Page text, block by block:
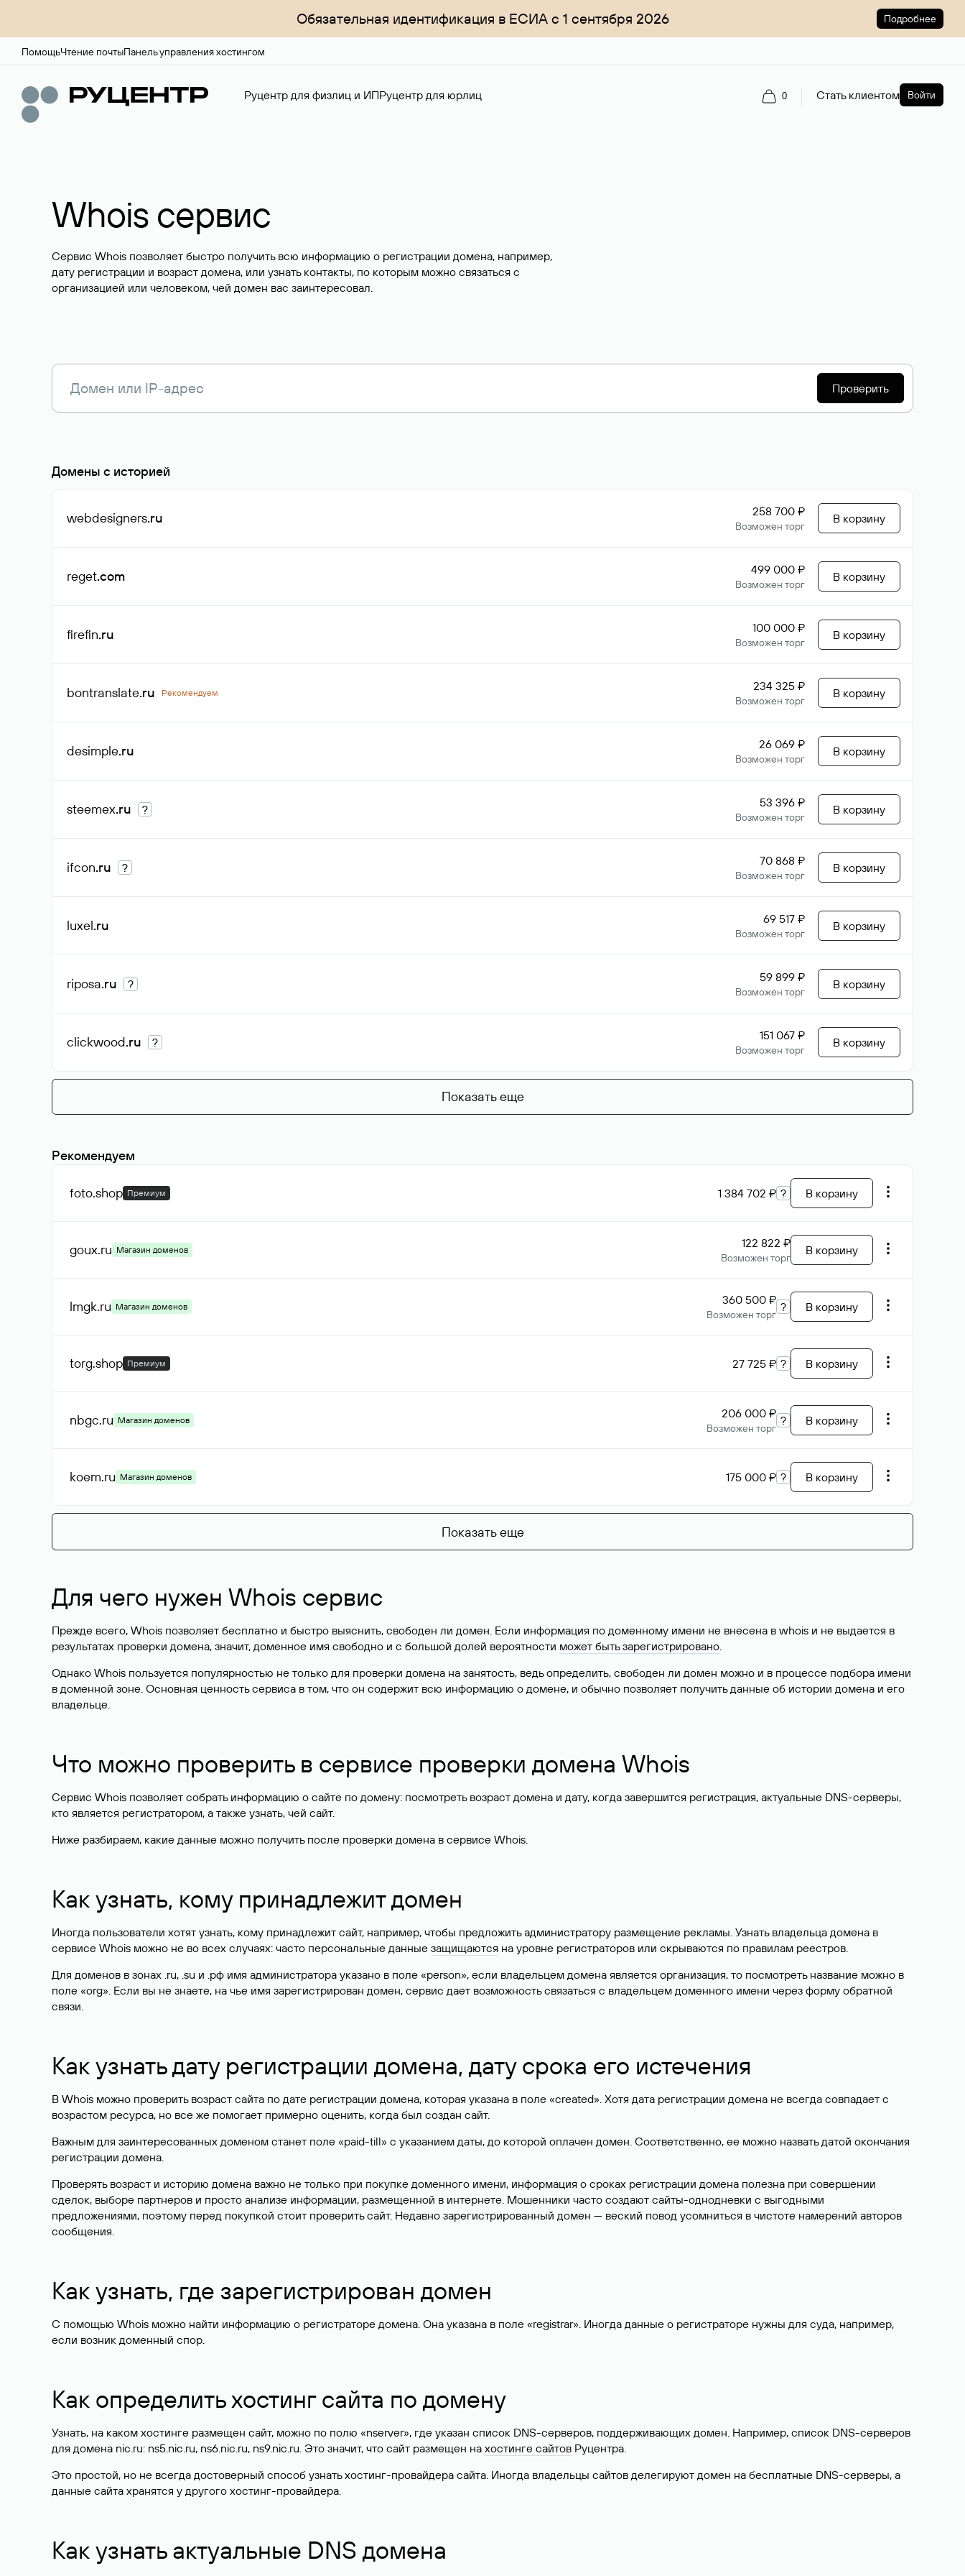
Обязательная идентификация в ЕСИА с 1 сентября 2026 Подробнее
ПомощьЧтение почтыПанель управления хостингом
Руцентр для физлиц и ИПРуцентр для юрлиц 0 Стать клиентом Войти
Whois сервис
Сервис Whois позволяет быстро получить всю информацию о регистрации домена, например,
дату регистрации и возраст домена, или узнать контакты, по которым можно связаться с
организацией или человеком, чей домен вас заинтересовал.
Проверить
Домены с историей
webdesigners.ru 258 700 ₽
Возможен торг
В корзину
reget.com 499 000 ₽
Возможен торг
В корзину
firefin.ru 100 000 ₽
Возможен торг
В корзину
bontranslate.ru Рекомендуем 234 325 ₽
Возможен торг
В корзину
desimple.ru 26 069 ₽
Возможен торг
В корзину
steemex.ru ? 53 396 ₽
Возможен торг
В корзину
ifcon.ru ? 70 868 ₽
Возможен торг
В корзину
luxel.ru 69 517 ₽
Возможен торг
В корзину
riposa.ru ? 59 899 ₽
Возможен торг
В корзину
clickwood.ru ? 151 067 ₽
Возможен торг
В корзину
Показать еще
Рекомендуем
foto.shop Премиум 1 384 702 ₽ ? В корзину
goux.ru Магазин доменов 122 822 ₽
Возможен торг
В корзину
lmgk.ru Магазин доменов 360 500 ₽
Возможен торг
? В корзину
torg.shop Премиум 27 725 ₽ ? В корзину
nbgc.ru Магазин доменов 206 000 ₽
Возможен торг
? В корзину
koem.ru Магазин доменов 175 000 ₽ ? В корзину
Показать еще
Для чего нужен Whois сервис
Прежде всего, Whois позволяет бесплатно и быстро выяснить, свободен ли домен. Если информация по доменному имени не внесена в whois и не выдается в
результатах проверки домена, значит, доменное имя свободно и с большой долей вероятности может быть зарегистрировано.
Однако Whois пользуется популярностью не только для проверки домена на занятость, ведь определить, свободен ли домен можно и в процессе подбора имени
в доменной зоне. Основная ценность сервиса в том, что он содержит всю информацию о домене, и обычно позволяет получить данные об истории домена и его
владельце.
Что можно проверить в сервисе проверки домена Whois
Сервис Whois позволяет собрать информацию о сайте по домену: посмотреть возраст домена и дату, когда завершится регистрация, актуальные DNS-серверы,
кто является регистратором, а также узнать, чей сайт.
Ниже разбираем, какие данные можно получить после проверки домена в сервисе Whois.
Как узнать, кому принадлежит домен
Иногда пользователи хотят узнать, кому принадлежит сайт, например, чтобы предложить администратору размещение рекламы. Узнать владельца домена в
сервисе Whois можно не во всех случаях: часто персональные данные защищаются на уровне регистраторов или скрываются по правилам реестров.
Для доменов в зонах .ru, .su и .рф имя администратора указано в поле «person», если владельцем домена является организация, то посмотреть название можно в
поле «org». Если вы не знаете, на чье имя зарегистрирован домен, сервис дает возможность связаться с владельцем доменного имени через форму обратной
связи.
Как узнать дату регистрации домена, дату срока его истечения
В Whois можно проверить возраст сайта по дате регистрации домена, которая указана в поле «created». Хотя дата регистрации домена не всегда совпадает с
возрастом ресурса, но все же помогает примерно оценить, когда был создан сайт.
Важным для заинтересованных доменом станет поле «paid-till» с указанием даты, до которой оплачен домен. Соответственно, ее можно назвать датой окончания
регистрации домена.
Проверять возраст и историю домена важно не только при покупке доменного имени, информация о сроках регистрации домена полезна при совершении
сделок, выборе партнеров и просто анализе информации, размещенной в интернете. Мошенники часто создают сайты-однодневки с выгодными
предложениями, поэтому перед покупкой стоит проверить сайт. Недавно зарегистрированный домен — веский повод усомниться в чистоте намерений авторов
сообщения.
Как узнать, где зарегистрирован домен
С помощью Whois можно найти информацию о регистраторе домена. Она указана в поле «registrar». Иногда данные о регистраторе нужны для суда, например,
если возник доменный спор.
Как определить хостинг сайта по домену
Узнать, на каком хостинге размещен сайт, можно по полю «nserver», где указан список DNS-серверов, поддерживающих домен. Например, список DNS-серверов
для домена nic.ru: ns5.nic.ru, ns6.nic.ru, ns9.nic.ru. Это значит, что сайт размещен на хостинге сайтов Руцентра.
Это простой, но не всегда достоверный способ узнать хостинг-провайдера сайта. Иногда владельцы сайтов делегируют домен на бесплатные DNS-серверы, а
данные сайта хранятся у другого хостинг-провайдера.
Как узнать актуальные DNS домена